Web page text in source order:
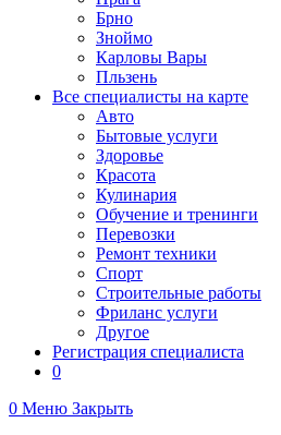
Брно
Зноймо
Карловы Вары
Пльзень
Все специалисты на карте
Авто
Бытовые услуги
Здоровье
Красота
Кулинария
Обучение и тренинги
Перевозки
Ремонт техники
Спорт
Строительные работы
Фриланс услуги
Другое
Регистрация специалиста
0
0 Меню Закрыть